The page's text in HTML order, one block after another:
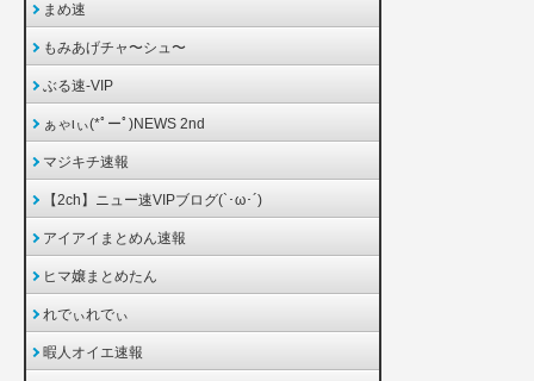
まめ速
もみあげチャ〜シュ〜
ぶる速-VIP
ぁゃιぃ(*ﾟーﾟ)NEWS 2nd
マジキチ速報
【2ch】ニュー速VIPブログ(`･ω･´)
アイアイまとめん速報
ヒマ嬢まとめたん
れでぃれでぃ
暇人オイエ速報